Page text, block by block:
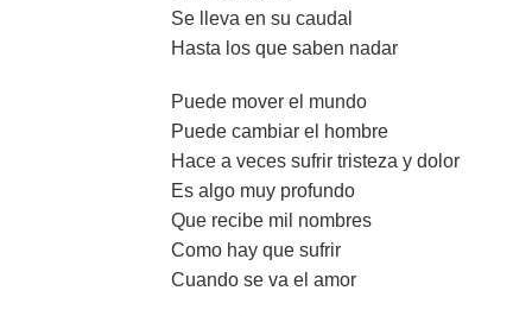
Se lleva en su caudal
Hasta los que saben nadar
Puede mover el mundo
Puede cambiar el hombre
Hace a veces sufrir tristeza y dolor
Es algo muy profundo
Que recibe mil nombres
Como hay que sufrir
Cuando se va el amor